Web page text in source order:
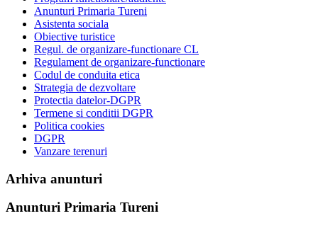
Anunturi Primaria Tureni
Asistenta sociala
Obiective turistice
Regul. de organizare-functionare CL
Regulament de organizare-functionare
Codul de conduita etica
Strategia de dezvoltare
Protectia datelor-DGPR
Termene si conditii DGPR
Politica cookies
DGPR
Vanzare terenuri
Arhiva anunturi
Anunturi Primaria Tureni